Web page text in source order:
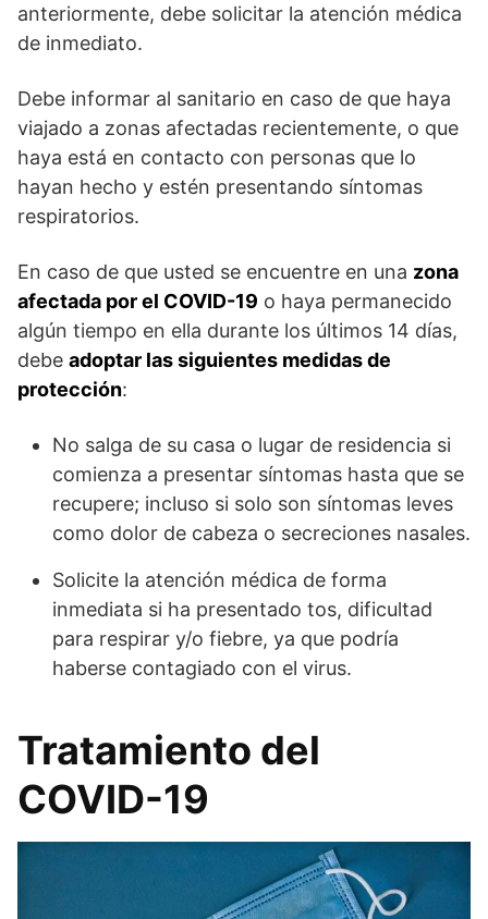
anteriormente, debe solicitar la atención médica
de inmediato.
Debe informar al sanitario en caso de que haya
viajado a zonas afectadas recientemente, o que
haya está en contacto con personas que lo
hayan hecho y estén presentando síntomas
respiratorios.
En caso de que usted se encuentre en una zona
afectada por el COVID-19 o haya permanecido
algún tiempo en ella durante los últimos 14 días,
debe adoptar las siguientes medidas de
protección:
No salga de su casa o lugar de residencia si
comienza a presentar síntomas hasta que se
recupere; incluso si solo son síntomas leves
como dolor de cabeza o secreciones nasales.
Solicite la atención médica de forma
inmediata si ha presentado tos, dificultad
para respirar y/o fiebre, ya que podría
haberse contagiado con el virus.
Tratamiento del
COVID-19